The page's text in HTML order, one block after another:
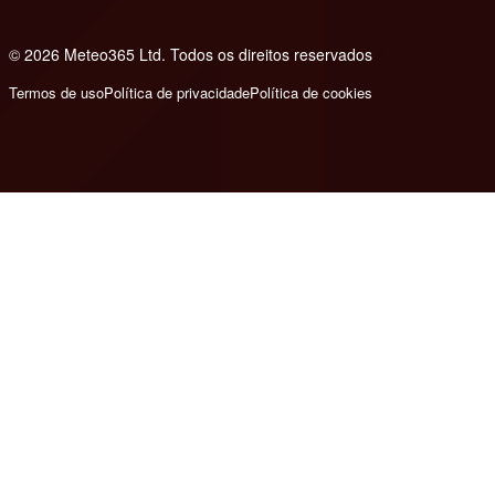
© 2026 Meteo365 Ltd. Todos os direitos reservados
Termos de usoPolítica de privacidadePolítica de cookies